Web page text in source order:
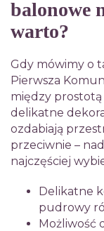
balonowe
warto?
Gdy mówimy o
Pierwsza
między prostotą
delikatne
ozdabiają
przeciwnie –
najczęściej
Delikatne
pudrowy
Możliwość